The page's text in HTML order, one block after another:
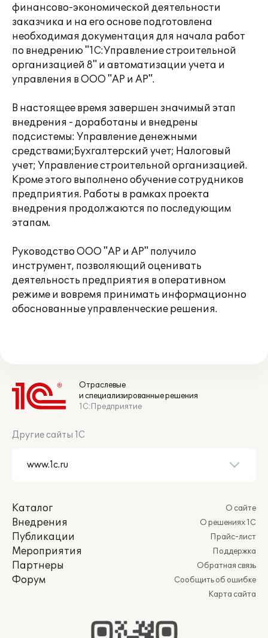
финансово-экономической деятельности
заказчика и на его основе подготовлена
необходимая документация для начала работ
по внедрению "1С:Управление строительной
организацией 8" и автоматизации учета и
управления в ООО "АР и АР".
В настоящее время завершен значимый этап
внедрения - доработаны и внедрены
подсистемы: Управление денежными
средствами;Бухгалтерский учет; Налоговый
учет; Управление строительной организацией.
Кроме этого выполнено обучение сотрудников
предприятия. Работы в рамках проекта
внедрения продолжаются по последующим
этапам.
Руководство ООО "АР и АР" получило
инструмент, позволяющий оценивать
деятельность предприятия в оперативном
режиме и вовремя принимать информационно
обоснованные управленческие решения.
Отраслевые
и специализированные решения
1С:Предприятие
Другие сайты 1С
Каталог
Внедрения
Публикации
Мероприятия
Партнеры
Форум
О сайте
О решениях 1С
Прайс-лист
Поддержка
Обратная связь
Сообщить об ошибке
Карта сайта